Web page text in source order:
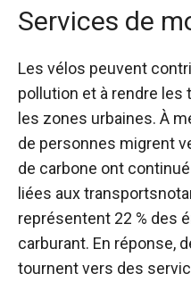
Services de
Les vélos peuvent
pollution et à rendre les
les zones urbaines. À
de personnes migrent
de carbone ont continué
liées aux transports
représentent 22 % des
carburant. En réponse,
tournent vers des